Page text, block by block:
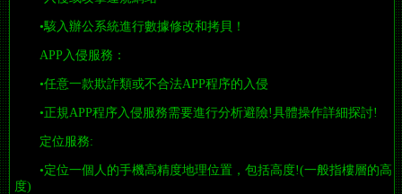
•駭入辦公系統進行數據修改和拷貝！
APP入侵服務：
•任意一款欺詐類或不合法APP程序的入侵
•正規APP程序入侵服務需要進行分析避險!具體操作詳細探討!
定位服務:
•定位一個人的手機高精度地理位置，包括高度!(一般指樓層的高
度)